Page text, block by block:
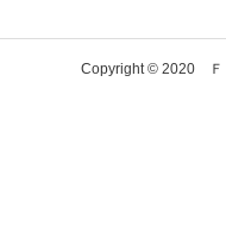
Copyright © 2020 Ｆ